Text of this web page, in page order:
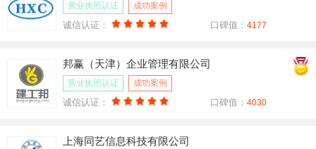
营业执照认证 成功案例
诚信认证： 口碑值：4177
邦赢（天津）企业管理有限公司
营业执照认证 成功案例
诚信认证： 口碑值：4030
上海同艺信息科技有限公司